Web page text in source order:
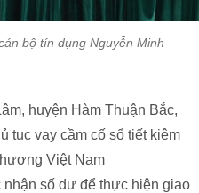
bộ tín dụng Nguyễn Minh
huyện Hàm Thuận Bắc,
tục vay cầm cố sổ tiết kiệm
Việt Nam
nhận số dư để thực hiện giao